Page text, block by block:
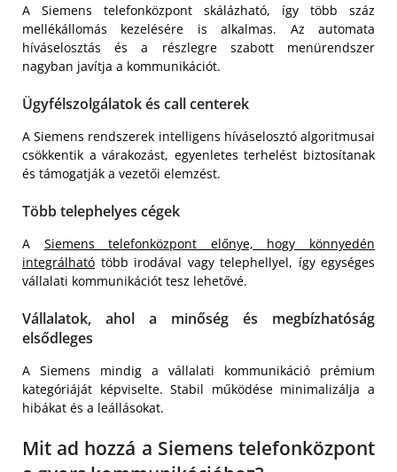
A Siemens telefonközpont skálázható, így több száz
mellékállomás kezelésére is alkalmas. Az automata
híváselosztás és a részlegre szabott menürendszer
nagyban javítja a kommunikációt.
Ügyfélszolgálatok és call centerek
A Siemens rendszerek intelligens híváselosztó algoritmusai
csökkentik a várakozást, egyenletes terhelést biztosítanak
és támogatják a vezetői elemzést.
Több telephelyes cégek
A Siemens telefonközpont előnye, hogy könnyedén
integrálható több irodával vagy telephellyel, így egységes
vállalati kommunikációt tesz lehetővé.
Vállalatok, ahol a minőség és megbízhatóság
elsődleges
A Siemens mindig a vállalati kommunikáció prémium
kategóriáját képviselte. Stabil működése minimalizálja a
hibákat és a leállásokat.
Mit ad hozzá a Siemens telefonközpont